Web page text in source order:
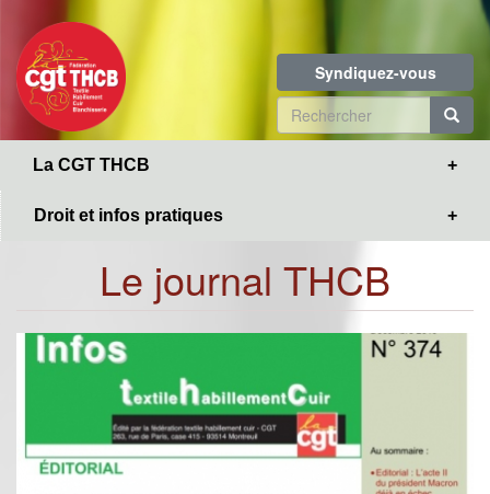
contenu
principal
Syndiquez-vous
Formulaire
de
La CGT THCB
Droit et infos pratiques
Le journal THCB